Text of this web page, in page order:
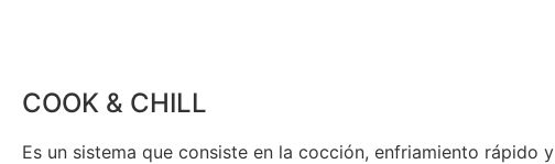
COOK & CHILL
Es un sistema que consiste en la cocción, enfriamiento rápido y